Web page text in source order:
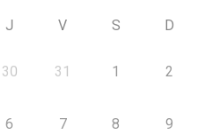
J V S D
30 31 1 2
6 7 8 9